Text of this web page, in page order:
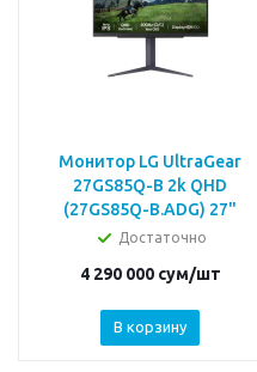
Монитор LG UltraGear
27GS85Q-B 2k QHD
(27GS85Q-B.ADG) 27"
Достаточно
4 290 000сум/шт
В корзину